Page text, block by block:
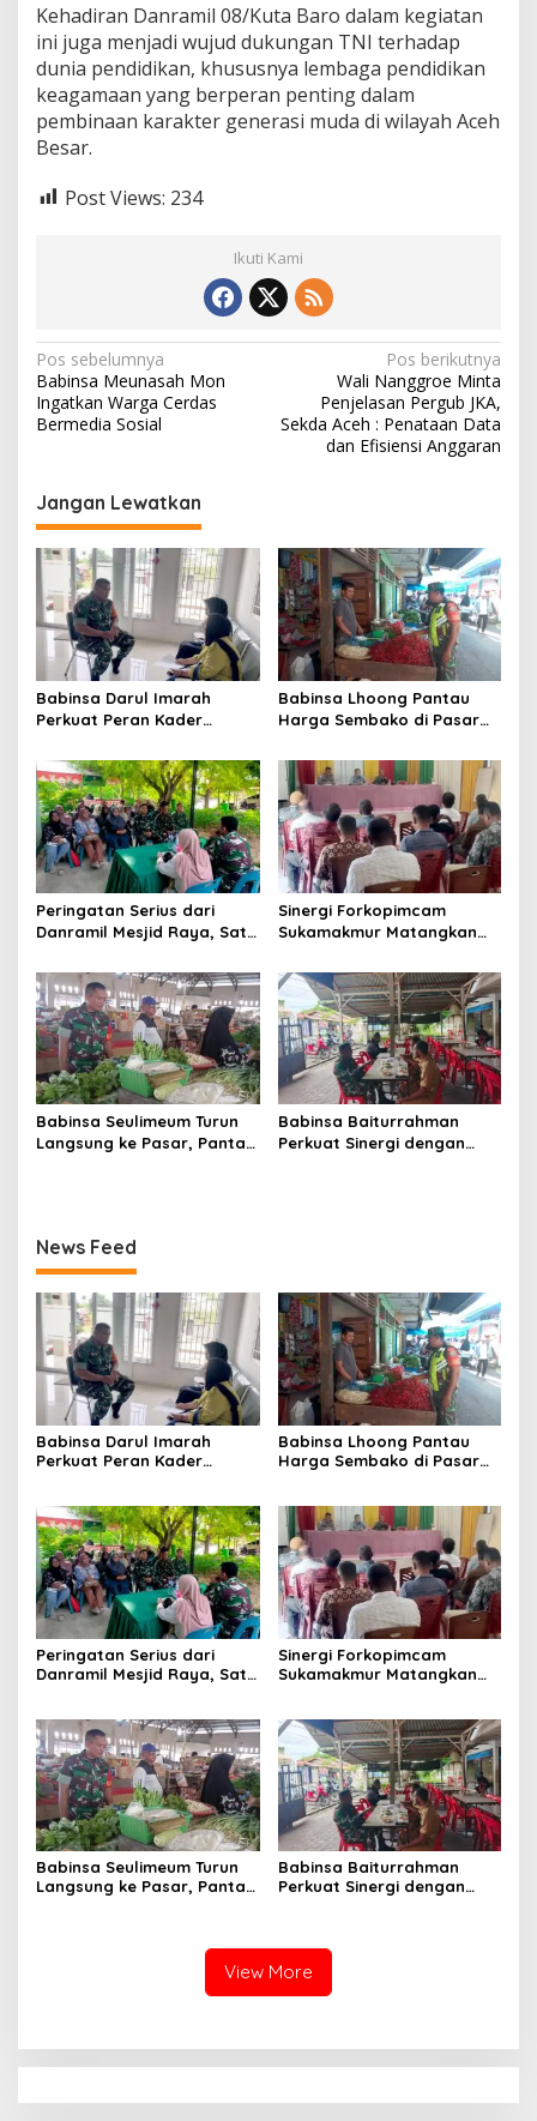
Kehadiran Danramil 08/Kuta Baro dalam kegiatan
ini juga menjadi wujud dukungan TNI terhadap
dunia pendidikan, khususnya lembaga pendidikan
keagamaan yang berperan penting dalam
pembinaan karakter generasi muda di wilayah Aceh
Besar.
Post Views: 234
Ikuti Kami
N
a
v
g
a
s
i
p
o
s
Pos sebelumnya
Babinsa Meunasah Mon
Ingatkan Warga Cerdas
Bermedia Sosial
Pos berikutnya
Wali Nanggroe Minta
Penjelasan Pergub JKA,
Sekda Aceh : Penataan Data
dan Efisiensi Anggaran
Jangan Lewatkan
Babinsa Darul Imarah
Perkuat Peran Kader
Mendukung Program Gizi
Anak
Babinsa Lhoong Pantau
Harga Sembako di Pasar
Perkembangannya
Peringatan Serius dari
Danramil Mesjid Raya, Satu
Diri, Keluarga, hingga
Satuan
Sinergi Forkopimcam
Sukamakmur Matangkan
Semangat Kebersamaan
Jadi Kunci Sukses
Babinsa Seulimeum Turun
Langsung ke Pasar, Pantau
Babinsa Baiturrahman
Perkuat Sinergi dengan
News Feed
Babinsa Darul Imarah
Perkuat Peran Kader
Anak
Babinsa Lhoong Pantau
Harga Sembako di Pasar
Peringatan Serius dari
Danramil Mesjid Raya, Satu
Satuan
Sinergi Forkopimcam
Sukamakmur Matangkan
Jadi Kunci Sukses
Babinsa Seulimeum Turun
Langsung ke Pasar, Pantau
Babinsa Baiturrahman
Perkuat Sinergi dengan
Peningkatan Kualitas SDM
View More